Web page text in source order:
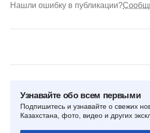
Нашли ошибку в публикации?
Узнавайте обо всем первыми
Подпишитесь и узнавайте о свежих
Казахстана, фото, видео и других